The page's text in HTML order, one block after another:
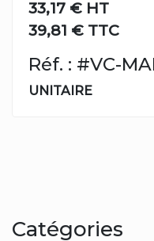
33,17 € HT
39,81 € TTC
Réf. : #VC-
UNITAIRE
Catégories